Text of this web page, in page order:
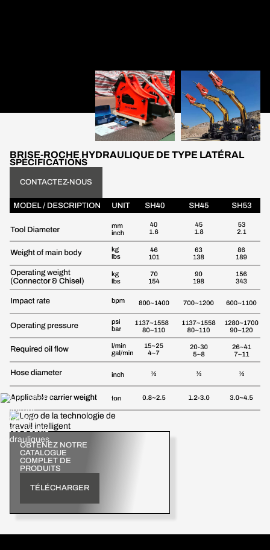
BRISE-ROCHE HYDRAULIQUE DE TYPE LATÉRAL
SPÉCIFICATIONS
CONTACTEZ-NOUS
OBTENEZ NOTRE
CATALOGUE
COMPLET DE
PRODUITS
TÉLÉCHARGER